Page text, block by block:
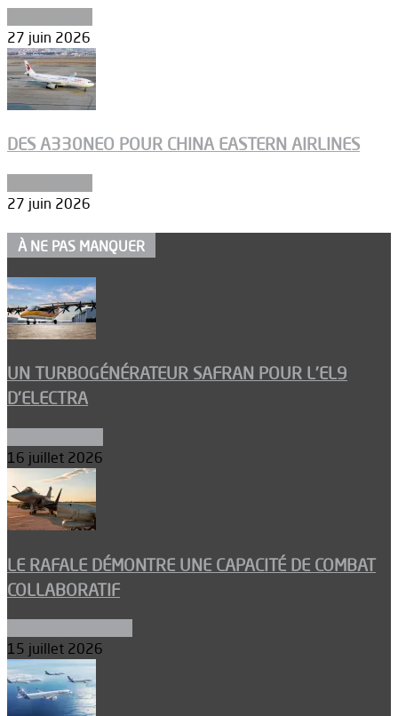
27 juin 2026
DES A330NEO POUR CHINA EASTERN AIRLINES
27 juin 2026
À NE PAS MANQUER
UN TURBOGÉNÉRATEUR SAFRAN POUR L’EL9
D’ELECTRA
16 juillet 2026
LE RAFALE DÉMONTRE UNE CAPACITÉ DE COMBAT
COLLABORATIF
15 juillet 2026